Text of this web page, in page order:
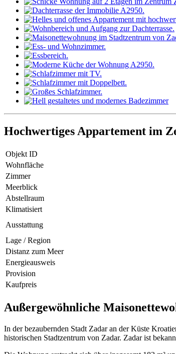
Hochwertiges Appartement im
Objekt ID
Wohnfläche
Zimmer
Meerblick
Abstellraum
Klimatisiert
Ausstattung
Lage / Region
Distanz zum Meer
Energieausweis
Provision
Kaufpreis
Außergewöhnliche
In der bezaubernden Stadt Zadar an der Küste
historischen Stadtzentrum von Zadar. Zadar ist